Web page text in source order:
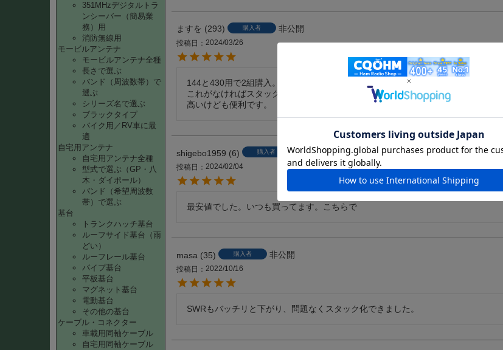
351MHzデジタルトラ
ンシーバー（簡易業
務）用
消防無線用
モービルアンテナ
モービルアンテナ全種
長さで選ぶ
バンド（周波数帯）で
選ぶ
シリーズ名で選ぶ
ブラックタイプ
バイク用／RV車に最
適
自宅用アンテナ
自宅用アンテナ全種
型式で選ぶ（GP・八
木・ダイポール）
バンド（希望周波数
帯）で選ぶ
基台
トランクハッチ基台
ルーフサイド基台（雨
どい）
ルーフレール基台
パイプ基台
平板基台
マグネット基台
電動基台
その他の基台
ケーブル・コネクター
車載用同軸ケーブル
自宅用同軸ケーブル
ますを 293 購入者 非公開
投稿日 2024/03/26
144と430用で2組購入。
これがなければスタックにするにも何も始まらない。
高いけども便利です。
shigebo1959 6 購入者 熊本県 60代 男性
投稿日 2024/02/04
最安値でした。いつも買ってます。こちらで
masa 35 購入者 非公開
投稿日 2022/10/16
SWRもバッチリと下がり、問題なくスタック化できました。